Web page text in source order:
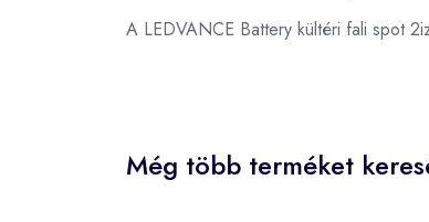
A LEDVANCE Battery kültéri fali spot
Még több terméket